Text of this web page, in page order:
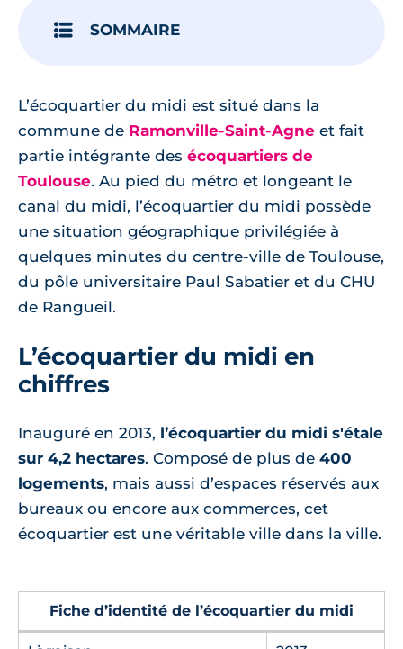
SOMMAIRE
L’écoquartier du midi est situé dans la
commune de Ramonville-Saint-Agne et fait
partie intégrante des écoquartiers de
Toulouse. Au pied du métro et longeant le
canal du midi, l’écoquartier du midi possède
une situation géographique privilégiée à
quelques minutes du centre-ville de Toulouse,
du pôle universitaire Paul Sabatier et du CHU
de Rangueil.
L’écoquartier du midi en
chiffres
Inauguré en 2013, l’écoquartier du midi s'étale
sur 4,2 hectares. Composé de plus de 400
logements, mais aussi d’espaces réservés aux
bureaux ou encore aux commerces, cet
écoquartier est une véritable ville dans la ville.
Fiche d’identité de l’écoquartier du midi